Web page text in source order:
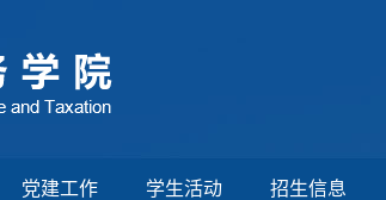
党建工作 学生活动 招生信息